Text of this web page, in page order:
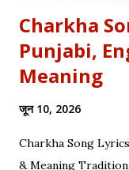
Charkha
Punjabi,
Meaning
जून 10, 2026
Charkha Song
& Meaning